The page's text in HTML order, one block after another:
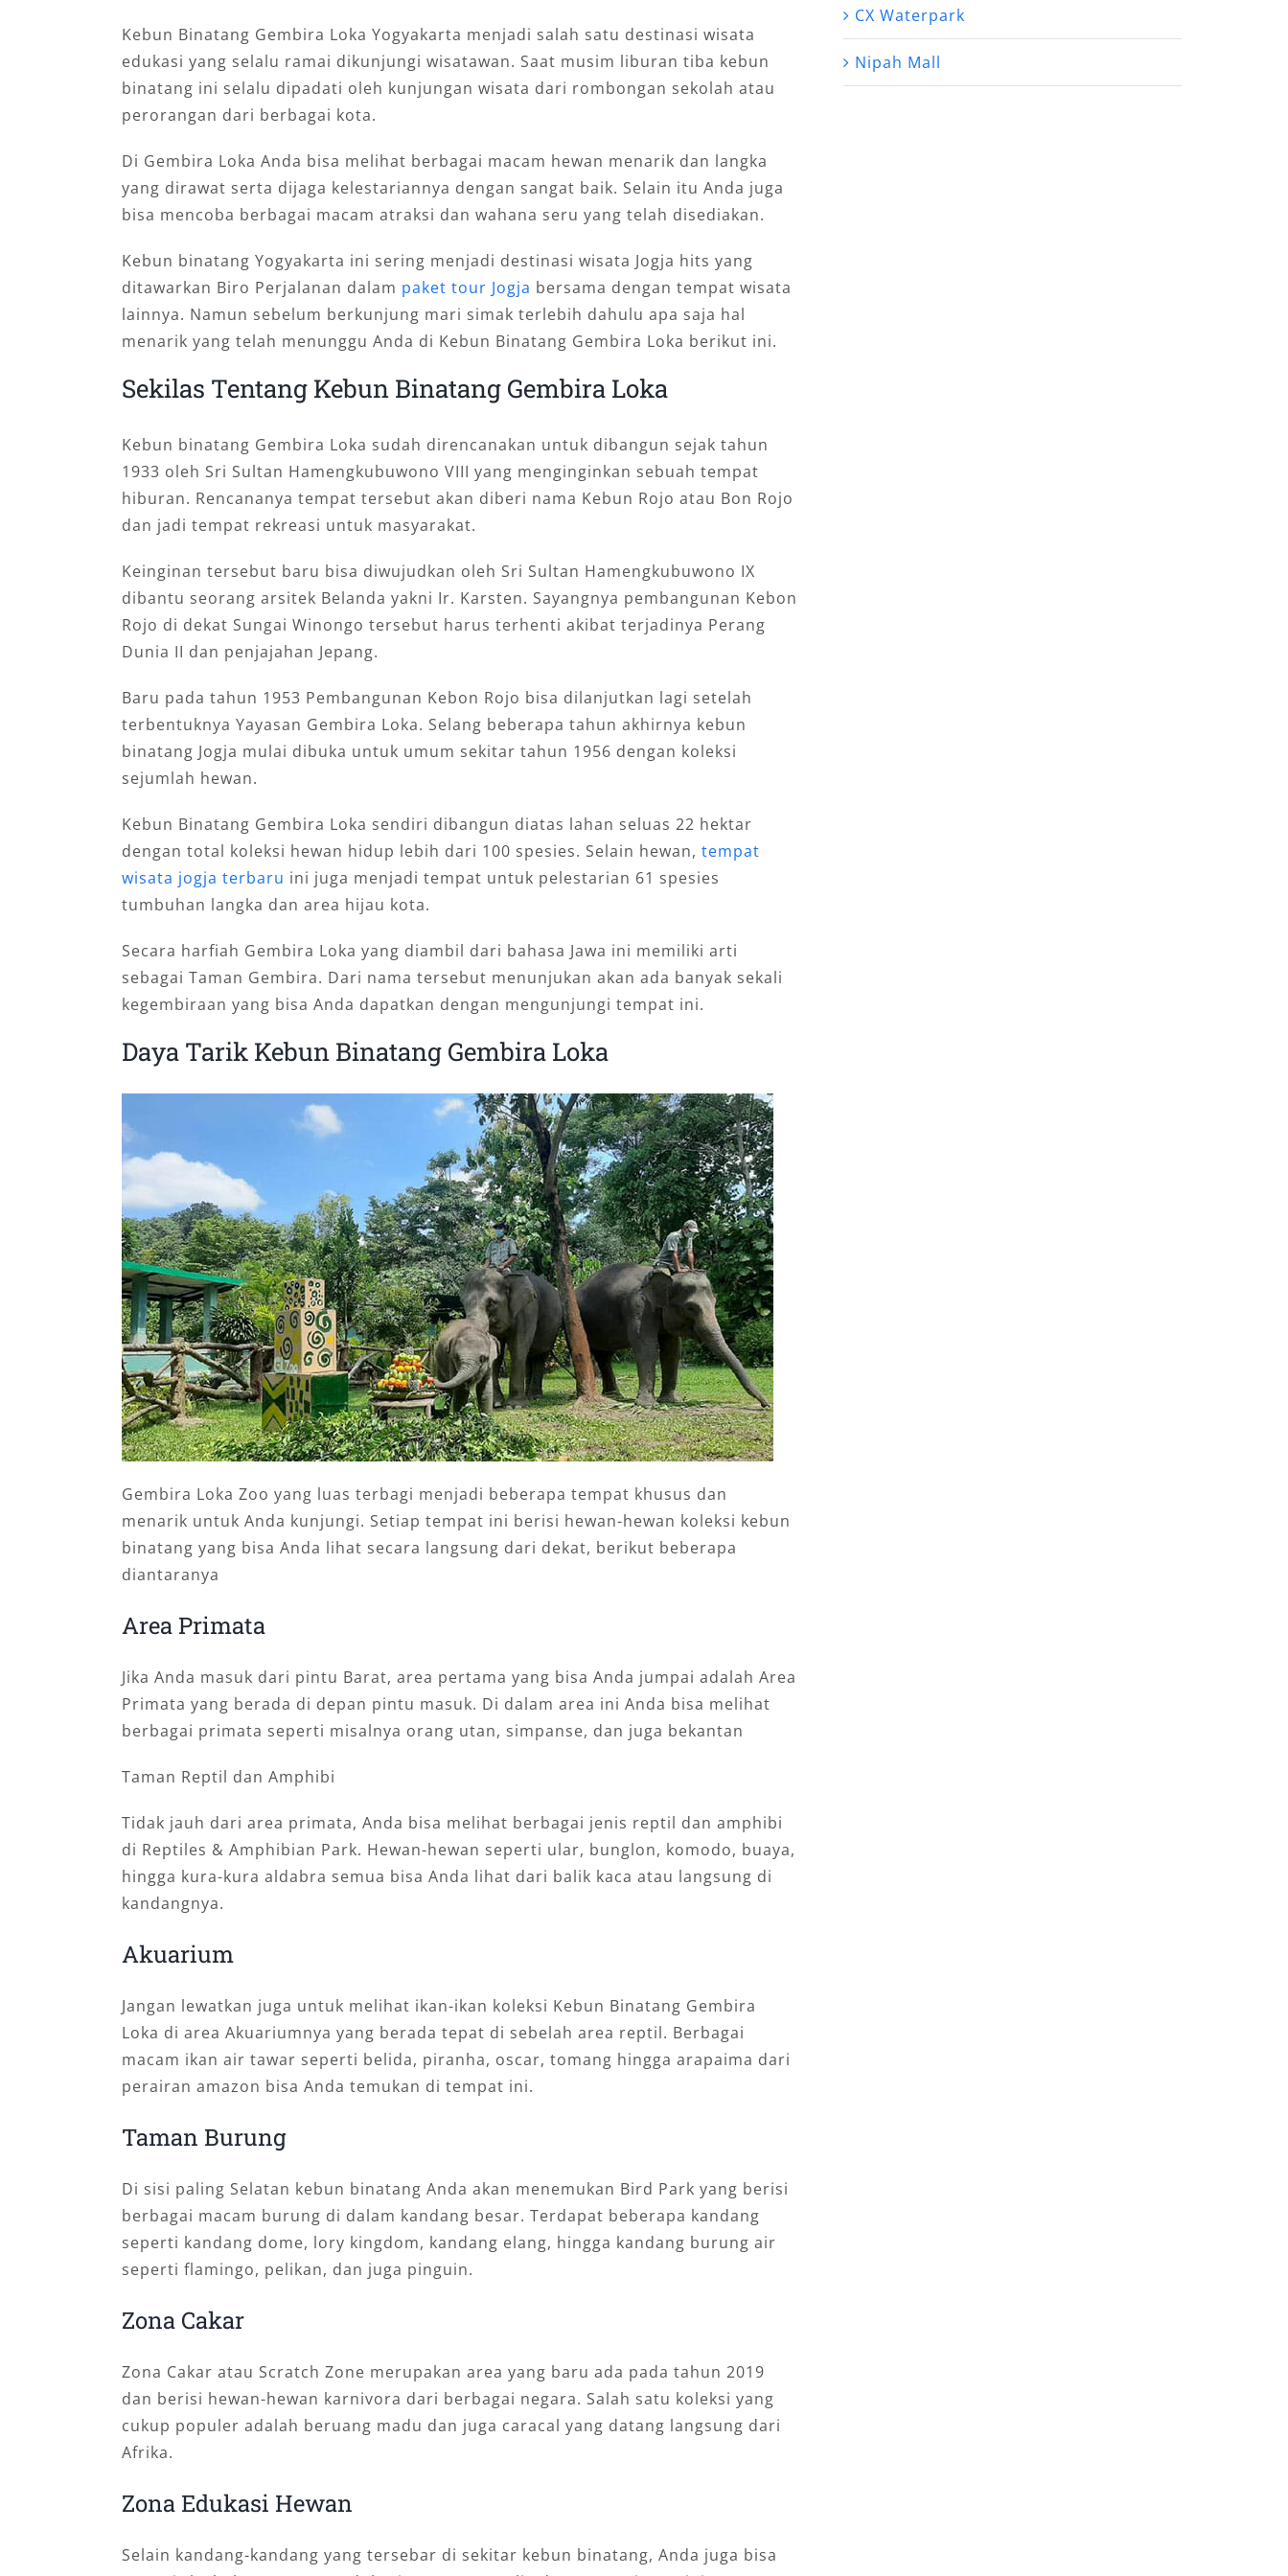
Kebun Binatang Gembira Loka Yogyakarta menjadi salah satu destinasi wisata
edukasi yang selalu ramai dikunjungi wisatawan. Saat musim liburan tiba kebun
binatang ini selalu dipadati oleh kunjungan wisata dari rombongan sekolah atau
perorangan dari berbagai kota.
Di Gembira Loka Anda bisa melihat berbagai macam hewan menarik dan langka
yang dirawat serta dijaga kelestariannya dengan sangat baik. Selain itu Anda juga
bisa mencoba berbagai macam atraksi dan wahana seru yang telah disediakan.
Kebun binatang Yogyakarta ini sering menjadi destinasi wisata Jogja hits yang
ditawarkan Biro Perjalanan dalam paket tour Jogja bersama dengan tempat wisata
lainnya. Namun sebelum berkunjung mari simak terlebih dahulu apa saja hal
menarik yang telah menunggu Anda di Kebun Binatang Gembira Loka berikut ini.
Sekilas Tentang Kebun Binatang Gembira Loka
Kebun binatang Gembira Loka sudah direncanakan untuk dibangun sejak tahun
1933 oleh Sri Sultan Hamengkubuwono VIII yang menginginkan sebuah tempat
hiburan. Rencananya tempat tersebut akan diberi nama Kebun Rojo atau Bon Rojo
dan jadi tempat rekreasi untuk masyarakat.
Keinginan tersebut baru bisa diwujudkan oleh Sri Sultan Hamengkubuwono IX
dibantu seorang arsitek Belanda yakni Ir. Karsten. Sayangnya pembangunan Kebon
Rojo di dekat Sungai Winongo tersebut harus terhenti akibat terjadinya Perang
Dunia II dan penjajahan Jepang.
Baru pada tahun 1953 Pembangunan Kebon Rojo bisa dilanjutkan lagi setelah
terbentuknya Yayasan Gembira Loka. Selang beberapa tahun akhirnya kebun
binatang Jogja mulai dibuka untuk umum sekitar tahun 1956 dengan koleksi
sejumlah hewan.
Kebun Binatang Gembira Loka sendiri dibangun diatas lahan seluas 22 hektar
dengan total koleksi hewan hidup lebih dari 100 spesies. Selain hewan, tempat
wisata jogja terbaru ini juga menjadi tempat untuk pelestarian 61 spesies
tumbuhan langka dan area hijau kota.
Secara harfiah Gembira Loka yang diambil dari bahasa Jawa ini memiliki arti
sebagai Taman Gembira. Dari nama tersebut menunjukan akan ada banyak sekali
kegembiraan yang bisa Anda dapatkan dengan mengunjungi tempat ini.
Daya Tarik Kebun Binatang Gembira Loka
Gembira Loka Zoo yang luas terbagi menjadi beberapa tempat khusus dan
menarik untuk Anda kunjungi. Setiap tempat ini berisi hewan-hewan koleksi kebun
binatang yang bisa Anda lihat secara langsung dari dekat, berikut beberapa
diantaranya
Area Primata
Jika Anda masuk dari pintu Barat, area pertama yang bisa Anda jumpai adalah Area
Primata yang berada di depan pintu masuk. Di dalam area ini Anda bisa melihat
berbagai primata seperti misalnya orang utan, simpanse, dan juga bekantan
Taman Reptil dan Amphibi
Tidak jauh dari area primata, Anda bisa melihat berbagai jenis reptil dan amphibi
di Reptiles & Amphibian Park. Hewan-hewan seperti ular, bunglon, komodo, buaya,
hingga kura-kura aldabra semua bisa Anda lihat dari balik kaca atau langsung di
kandangnya.
Akuarium
Jangan lewatkan juga untuk melihat ikan-ikan koleksi Kebun Binatang Gembira
Loka di area Akuariumnya yang berada tepat di sebelah area reptil. Berbagai
macam ikan air tawar seperti belida, piranha, oscar, tomang hingga arapaima dari
perairan amazon bisa Anda temukan di tempat ini.
Taman Burung
Di sisi paling Selatan kebun binatang Anda akan menemukan Bird Park yang berisi
berbagai macam burung di dalam kandang besar. Terdapat beberapa kandang
seperti kandang dome, lory kingdom, kandang elang, hingga kandang burung air
seperti flamingo, pelikan, dan juga pinguin.
Zona Cakar
Zona Cakar atau Scratch Zone merupakan area yang baru ada pada tahun 2019
dan berisi hewan-hewan karnivora dari berbagai negara. Salah satu koleksi yang
cukup populer adalah beruang madu dan juga caracal yang datang langsung dari
Afrika.
Zona Edukasi Hewan
Selain kandang-kandang yang tersebar di sekitar kebun binatang, Anda juga bisa
CX Waterpark
Nipah Mall